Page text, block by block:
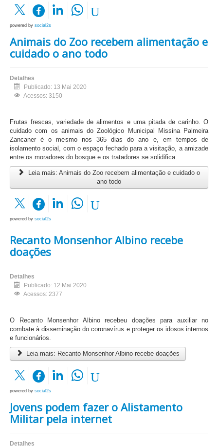
powered by social2s
Animais do Zoo recebem alimentação e
cuidado o ano todo
Detalhes
Publicado: 13 Mai 2020
Acessos: 3150
Frutas frescas, variedade de alimentos e uma pitada de carinho. O
cuidado com os animais do Zoológico Municipal Missina Palmeira
Zancaner é o mesmo nos 365 dias do ano e, em tempos de
isolamento social, com o espaço fechado para a visitação, a amizade
entre os moradores do bosque e os tratadores se solidifica.
Leia mais: Animais do Zoo recebem alimentação e cuidado o
ano todo
powered by social2s
Recanto Monsenhor Albino recebe
doações
Detalhes
Publicado: 12 Mai 2020
Acessos: 2377
O Recanto Monsenhor Albino recebeu doações para auxiliar no
combate à disseminação do coronavírus e proteger os idosos internos
e funcionários.
Leia mais: Recanto Monsenhor Albino recebe doações
powered by social2s
Jovens podem fazer o Alistamento
Militar pela internet
Detalhes